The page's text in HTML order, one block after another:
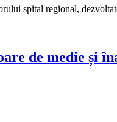
spital regional,
de medie și